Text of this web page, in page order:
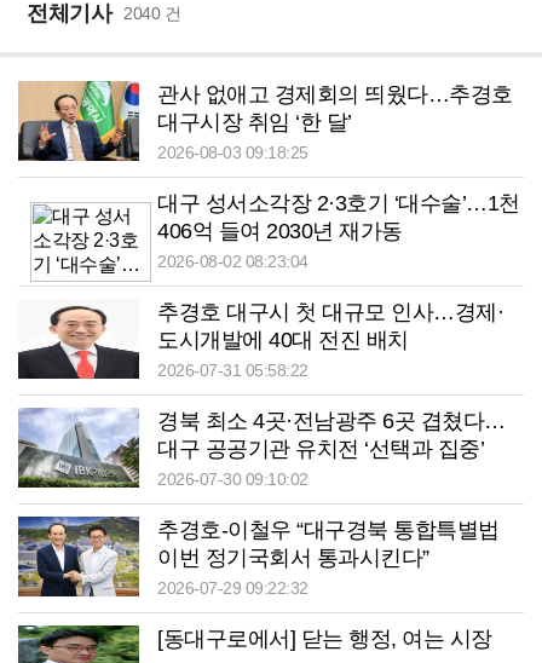
전체기사 2040 건
관사 없애고 경제회의 띄웠다…추경호
대구시장 취임 ‘한 달’
2026-08-03 09:18:25
대구 성서소각장 2·3호기 ‘대수술’…1천
406억 들여 2030년 재가동
2026-08-02 08:23:04
추경호 대구시 첫 대규모 인사…경제·
도시개발에 40대 전진 배치
2026-07-31 05:58:22
경북 최소 4곳·전남광주 6곳 겹쳤다…
대구 공공기관 유치전 ‘선택과 집중’
2026-07-30 09:10:02
추경호-이철우 “대구경북 통합특별법
이번 정기국회서 통과시킨다”
2026-07-29 09:22:32
[동대구로에서] 닫는 행정, 여는 시장